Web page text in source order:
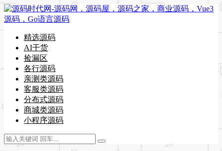
精选源码
AI干货
捡漏区
各行源码
亲测类源码
客服类源码
分布式源码
商城类源码
小程序源码